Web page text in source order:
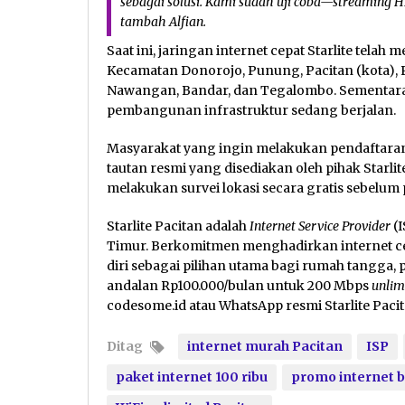
tambah Alfian.
Saat ini, jaringan internet cepat Starlite telah
Kecamatan Donorojo, Punung, Pacitan
Nawangan, Bandar, dan Tegalombo.
pembangunan infrastruktur sedang berjalan.
Masyarakat yang ingin melakukan
tautan resmi yang disediakan oleh pihak
melakukan survei lokasi secara gratis
Starlite Pacitan adalahInternet Service Provider
Timur. Berkomitmen menghadirkan internet
diri sebagai pilihan utama bagi rumah tangga,
andalan Rp100.000/bulan untuk 200 Mbps
codesome.id atau WhatsApp resmi Starlite
Ditag internet murah Pacitan
ISP
paket internet 100 ribu
promo internet